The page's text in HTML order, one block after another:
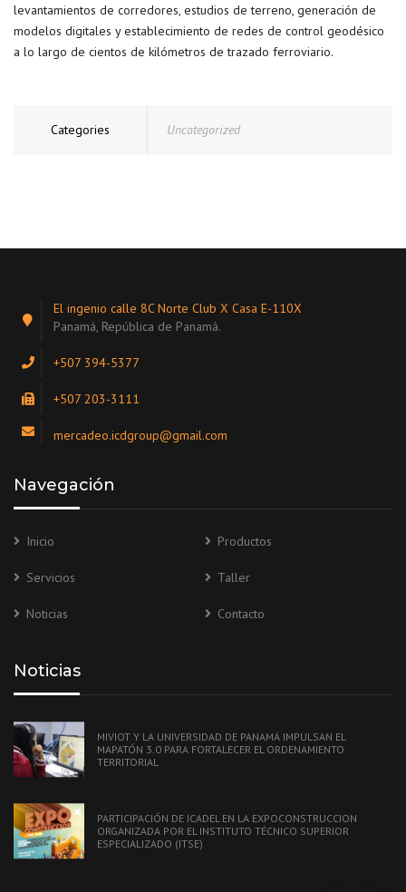
levantamientos de corredores, estudios de terreno, generación de
modelos digitales y establecimiento de redes de control geodésico
a lo largo de cientos de kilómetros de trazado ferroviario.
Categories Uncategorized
El ingenio calle 8C Norte Club X Casa E-110X
Panamá, República de Panamá.
+507 394-5377
+507 203-3111
mercadeo.icdgroup@gmail.com
Navegación
Inicio Productos
Servicios Taller
Noticias Contacto
Noticias
MIVIOT Y LA UNIVERSIDAD DE PANAMÁ IMPULSAN EL
MAPATÓN 3.0 PARA FORTALECER EL ORDENAMIENTO
TERRITORIAL
PARTICIPACIÓN DE ICADEL EN LA EXPOCONSTRUCCION
ORGANIZADA POR EL INSTITUTO TÉCNICO SUPERIOR
ESPECIALIZADO (ITSE)